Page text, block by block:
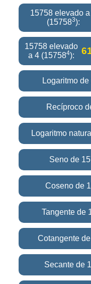
15758 elevado
(157583):
15758 elevado
a 4 (157584):
Logaritmo
Recíproco
Logaritmo
Seno de
Coseno de
Tangente de
Cotangente
Secante de